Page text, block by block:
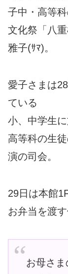
子中・高等
文化祭「八
雅子(ｻﾏ)。
愛子さまは
ている
小、中学生
高等科の生
演の司会。
29日は本館
お弁当を渡
お母さ